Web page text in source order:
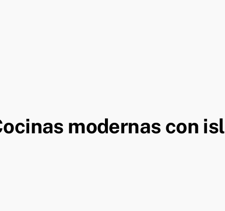
modernas con